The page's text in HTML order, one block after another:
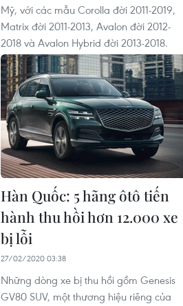
Mỹ, với các mẫu Corolla đời 2011-2019,
Matrix đời 2011-2013, Avalon đời 2012-
2018 và Avalon Hybrid đời 2013-2018.
Hàn Quốc: 5 hãng ôtô tiến
hành thu hồi hơn 12.000 xe
bị lỗi
27/02/2020 03:38
Những dòng xe bị thu hồi gồm Genesis
GV80 SUV, một thương hiệu riêng của